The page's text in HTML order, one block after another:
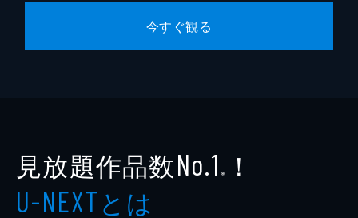
今すぐ観る
見放題作品数No.1 ※ ！
U-NEXTとは